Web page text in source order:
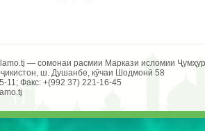
— сомонаи расмии Маркази исломии
ш. Душанбе, кӯчаи Шодмонӣ 58
11; Факс: +(992 37) 221-16-45